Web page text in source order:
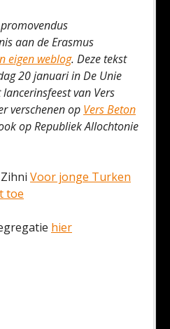
aan de Erasmus
eigen weblog. Deze tekst
20 januari in De Unie
van Vers
verschenen op Vers Beton
op Republiek Allochtonie
Voor jonge Turken
toe
hier